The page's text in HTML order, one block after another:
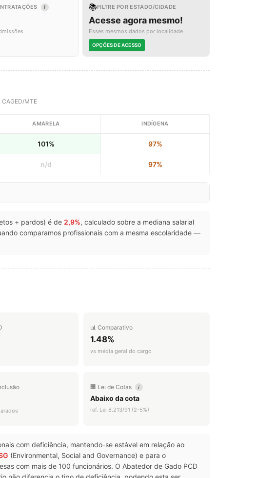
I 📚FILTRE POR ESTADO/CIDADE
Acesse agora mesmo!
Esses mesmos dados por localidade
OPÇÕES DE ACESSO
MTE
AMARELA INDÍGENA
101% 97%
n/d 97%
+ pardos) é de 2,9%, calculado sobre a mediana salarial
comparamos profissionais com a mesma escolaridade —
📊 Comparativo
1.48%
vs média geral do cargo
🏢 Lei de Cotas i
Abaixo da cota
ref. Lei 8.213/91 (2-5%)
com deficiência, mantendo-se estável em relação ao
(Environmental, Social and Governance) e para o
com mais de 100 funcionários. O Abatedor de Gado PCD